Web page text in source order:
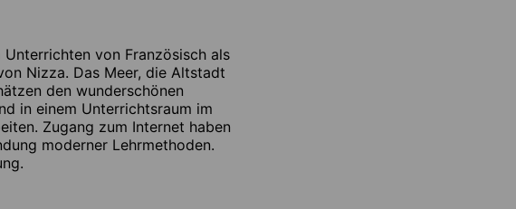
von Französisch als
Nizza. Das Meer, die Altstadt
den wunderschönen
in einem Unterrichtsraum im
Zugang zum Internet haben
moderner Lehrmethoden.